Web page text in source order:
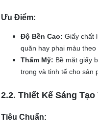
Ưu Điểm:
Độ Bền Cao: Giấy chất
quăn hay phai màu theo
Thẩm Mỹ: Bề mặt giấy
trọng và tinh tế cho sản
2.2. Thiết Kế Sáng Tạo
Tiêu Chuẩn: